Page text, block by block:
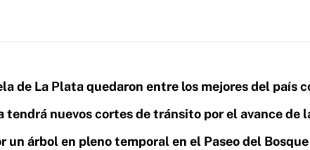
de La Plata quedaron entre los mejores del país
tendrá nuevos cortes de tránsito por el avance de
un árbol en pleno temporal en el Paseo del Bosque